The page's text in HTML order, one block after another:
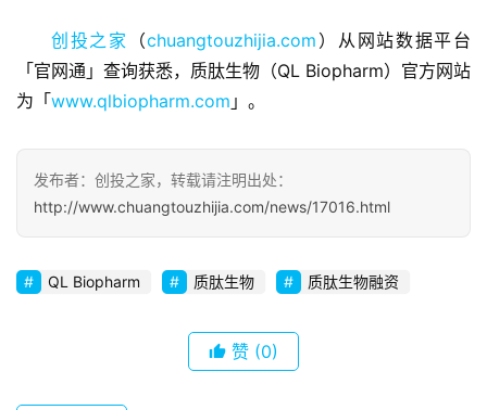
商
观
察
企
创投之家 （chuangtouzhijia.com ）从网站数据平台
「官网通」查询获悉，质肽生物（QL Biopharm）官方网站
为「www.qlbiopharm.com 」。
发布者：创投之家，转载请注明出处：
http://www.chuangtouzhijia.com/news/17016.html
QL Biopharm 质肽生物 质肽生物融资
赞 (0)